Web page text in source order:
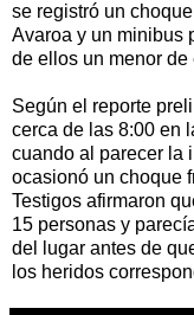
se registró un
Avaroa y un minibus
de ellos un menor de
Según el reporte
cerca de las 8:00 en
cuando al parecer la
ocasionó un choque
Testigos afirmaron
15 personas y
del lugar antes de
los heridos